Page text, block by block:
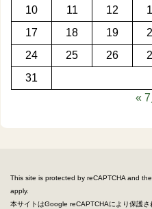
10
11 12
17
18 19
24
25 26
31
« 7
This site is protected by reCAPTCHA and
apply.
本サイトはGoogle reCAPTCHAにより保護さ